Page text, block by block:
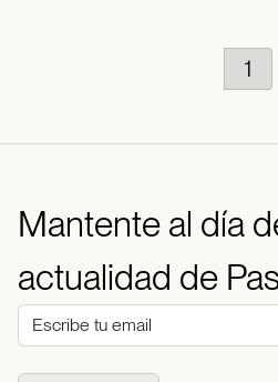
1
Mantente al día
actualidad de